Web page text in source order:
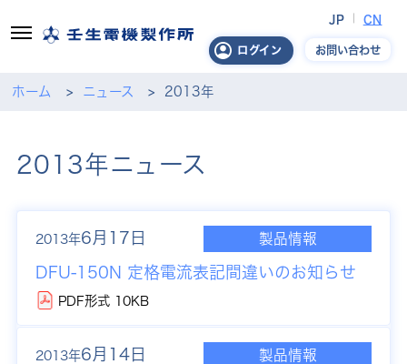
ログイン
JP CN
お問い合わせ
ホーム ニュース 2013年
2013年ニュース
2013年6月17日 製品情報
DFU-150N 定格電流表記間違いのお知らせ
PDF形式 10KB
2013年6月14日 製品情報